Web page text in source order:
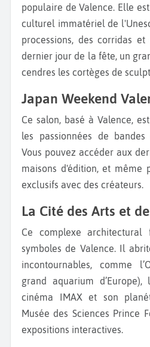
populaire de Valence. Elle
culturel immatériel de
processions, des corridas et
dernier jour de la fête, un
cendres les cortèges de
Japan Weekend
Ce salon, basé à Valence, est un espace idéal pour
les passionnées de bandes
Vous pouvez accéder aux
maisons d'édition, et même
exclusifs avec des créateurs.
La Cité des Arts et
Ce complexe architectural futuriste est l’un des
symboles de Valence. Il
incontournables, comme
grand aquarium d’Europe),
cinéma IMAX et son
Musée des Sciences Prince
expositions interactives.